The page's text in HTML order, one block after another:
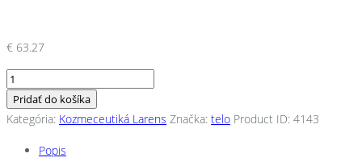
€ 63.27
množstvo
Massage
Oil
Pridať do košíka
Kategória: Kozmeceutiká Larens Značka: telo Product ID: 4143
Popis